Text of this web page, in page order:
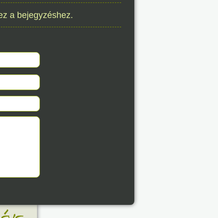
08.
a bejegyzéshez.